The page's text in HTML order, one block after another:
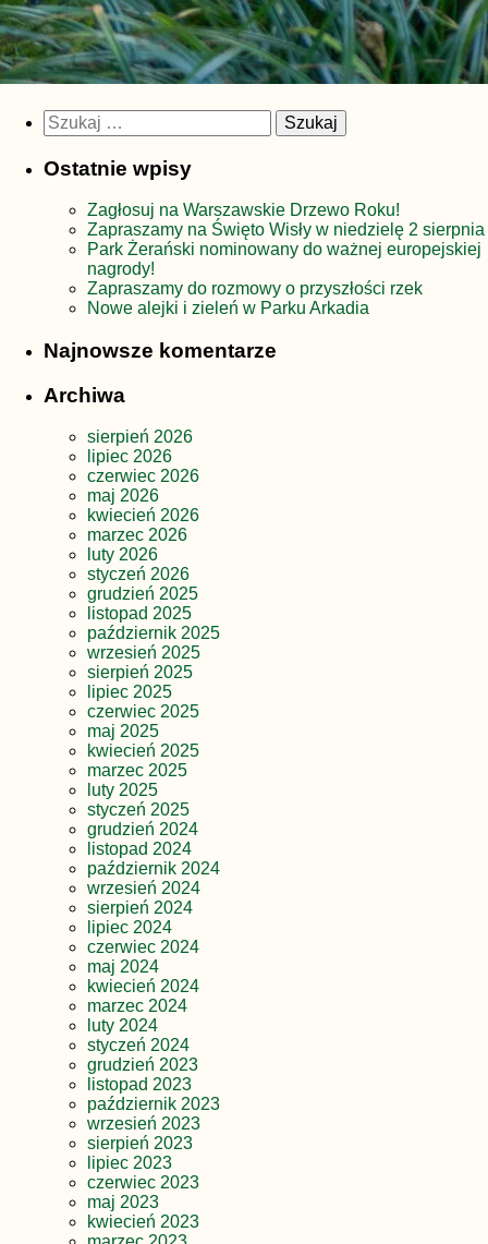
Szukaj:
Ostatnie wpisy
Zagłosuj na Warszawskie Drzewo Roku!
Zapraszamy na Święto Wisły w niedzielę 2 sierpnia
Park Żerański nominowany do ważnej europejskiej
nagrody!
Zapraszamy do rozmowy o przyszłości rzek
Nowe alejki i zieleń w Parku Arkadia
Najnowsze komentarze
Archiwa
sierpień 2026
lipiec 2026
czerwiec 2026
maj 2026
kwiecień 2026
marzec 2026
luty 2026
styczeń 2026
grudzień 2025
listopad 2025
październik 2025
wrzesień 2025
sierpień 2025
lipiec 2025
czerwiec 2025
maj 2025
kwiecień 2025
marzec 2025
luty 2025
styczeń 2025
grudzień 2024
listopad 2024
październik 2024
wrzesień 2024
sierpień 2024
lipiec 2024
czerwiec 2024
maj 2024
kwiecień 2024
marzec 2024
luty 2024
styczeń 2024
grudzień 2023
listopad 2023
październik 2023
wrzesień 2023
sierpień 2023
lipiec 2023
czerwiec 2023
maj 2023
kwiecień 2023